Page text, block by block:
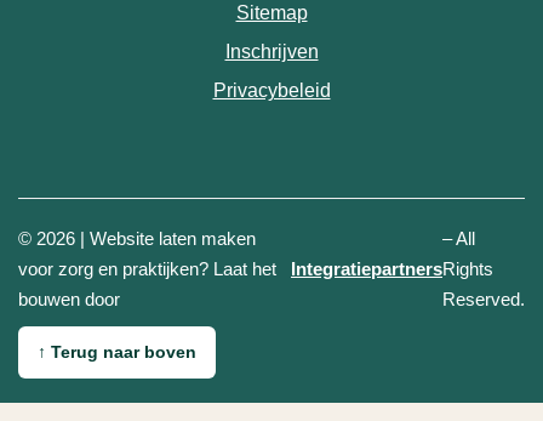
Sitemap
Inschrijven
Privacybeleid
© 2026 | Website laten maken
voor zorg en praktijken? Laat het
bouwen door
Integratiepartners(opent in
– All
Rights
Reserved.
↑ Terug naar boven